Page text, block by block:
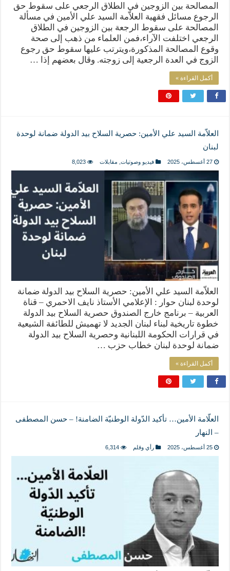
المصالحة بين الزوجين في الطلاق الرجعي على سقوط حق
الرجوع مسائل فقهية العلاّمة السيد علي الأمين في مسألة
المصالحة على سقوط الرجعة بين الزوجين في الطلاق
الرجعي اختلفت الآراء،فمن العلماء من ذهب إلى صحة
وقوع المصالحة المذكورة،ويترتب عليها سقوط حق رجوع
الزوج في العدة الرجعية إلى زوجته. وقال بعضهم إذا …
أكمل القراءة »
العلاّمة السيد علي الأمين: حصرية السلاح بيد الدولة ضمانة لوحدة
لبنان
27 أغسطس، 2025 فيديو وصوتيات, مقابلات 8,023
العلاّمة السيد علي الأمين: حصرية السلاح بيد الدولة ضمانة
لوحدة لبنان حوار : الإعلامي الأستاذ نايف الاحمري – قناة
العربية – برنامج خارج الصندوق حصرية السلاح بيد الدولة
خطوة تاريخية لبناء لبنان الجديد لا تهميش للطائفة الشيعية
في قرارات الحكومة اللبنانية وحصرية السلاح بيد الدولة
ضمانة لوحدة لبنان خطاب حزب …
أكمل القراءة »
العلّامة الأمين… تأكيد الدّولة الوطنيّة الضامنة! – حسن المصطفى
– النهار
25 أغسطس، 2025 رأي وقلم 6,314